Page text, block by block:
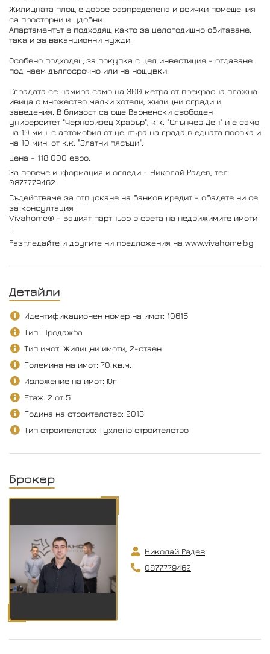
Жилищната площ е добре разпределена и всички помещения
са просторни и удобни.
Апартаментът е подходящ както за целогодишно обитаване,
така и за ваканционни нужди.
Особено подходящ за покупка с цел инвестиция - отдаване
под наем дългосрочно или на нощувки.
Сградата се намира само на 300 метра от прекрасна плажна
ивица с множество малки хотели, жилищни сгради и
заведения. В близост са още Варненски свободен
университет "Черноризец Храбър", к.к. "Слънчев Ден" и е само
на 10 мин. с автомобил от центъра на града в едната посока и
на 10 мин. от к.к. "Златни пясъци".
Цена - 118 000 евро.
За повече информация и огледи - Николай Радев, тел:
0877779462
Съдействаме за отпускане на банков кредит - обадете ни се
за консултация !
Vivahome® - Вашият партньор в света на недвижимите имоти
!
Разгледайте и другите ни предложения на www.vivahome.bg
Детайли
Идентификационен номер на имот: 10615
Тип: Продажба
Тип имот: Жилищни имоти, 2-стаен
Големина на имот: 70 кв.м.
Изложение на имот: Юг
Етаж: 2 от 5
Година на строителство: 2013
Тип строителство: Тухлено строителство
Брокер
Николай Радев
0877779462